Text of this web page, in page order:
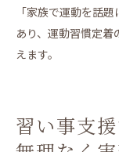
「家族で運動を話
あり、運動習慣定
えます。
習い事支